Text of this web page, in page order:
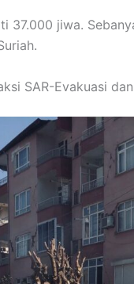
37.000 jiwa.
SAR-Evakuasi